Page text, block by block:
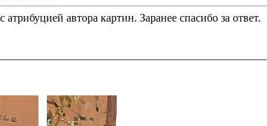
автора картин. Заранее спасибо за ответ.